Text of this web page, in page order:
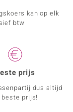
kan op elk
btw
prijs
dus altijd
beste prijs!